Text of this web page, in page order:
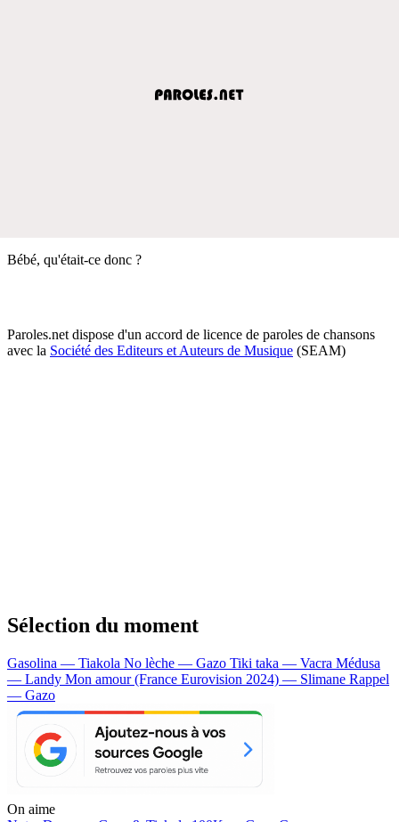
Bébé, qu'était-ce donc ?
Paroles.net dispose d'un accord de licence de paroles de chansons
avec la Société des Editeurs et Auteurs de Musique (SEAM)
Sélection du moment
Gasolina — Tiakola No lèche — Gazo Tiki taka — Vacra Médusa
— Landy Mon amour (France Eurovision 2024) — Slimane Rappel
— Gazo
On aime